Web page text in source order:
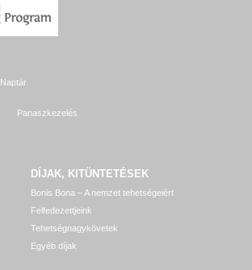
Naptár
Panaszkezelés
DÍJAK, KITÜNTETÉSEK
Bonis Bona – A nemzet tehetségeiért
Felfedezettjeink
Tehetségnagykövetek
Egyéb díjak